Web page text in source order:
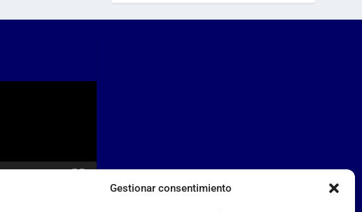
Gestionar consentimiento